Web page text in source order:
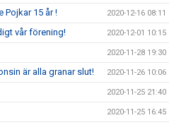
Pojkar 15 år ! 2020-12-16 08:11
vår förening! 2020-12-01 10:15
2020-11-28 19:30
är alla granar slut! 2020-11-26 10:06
2020-11-25 21:40
2020-11-25 16:45